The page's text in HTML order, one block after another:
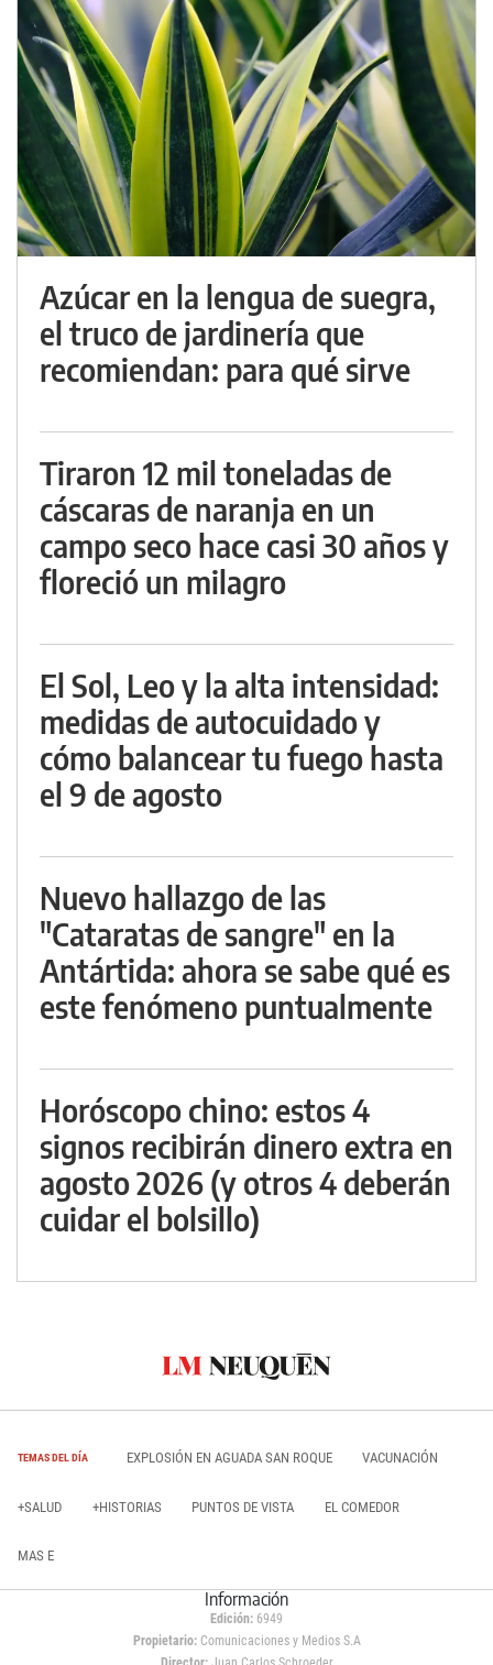
Azúcar en la lengua de suegra,
el truco de jardinería que
recomiendan: para qué sirve
Tiraron 12 mil toneladas de
cáscaras de naranja en un
campo seco hace casi 30 años y
floreció un milagro
El Sol, Leo y la alta intensidad:
medidas de autocuidado y
cómo balancear tu fuego hasta
el 9 de agosto
Nuevo hallazgo de las
"Cataratas de sangre" en la
Antártida: ahora se sabe qué es
este fenómeno puntualmente
Horóscopo chino: estos 4
signos recibirán dinero extra en
agosto 2026 (y otros 4 deberán
cuidar el bolsillo)
TEMAS DEL DÍA EXPLOSIÓN EN AGUADA SAN ROQUE VACUNACIÓN
+SALUD +HISTORIAS PUNTOS DE VISTA EL COMEDOR
MAS E
Información
Edición: 6949
Propietario:Comunicaciones y Medios S.A